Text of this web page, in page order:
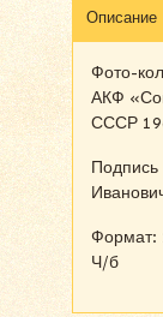
Описание
Фото-
АКФ
СССР
Подпись
Формат:
Ч/б